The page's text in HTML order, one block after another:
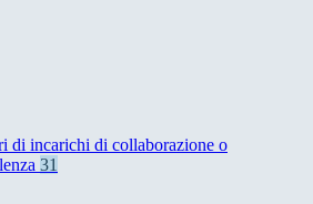
di incarichi di collaborazione o
31